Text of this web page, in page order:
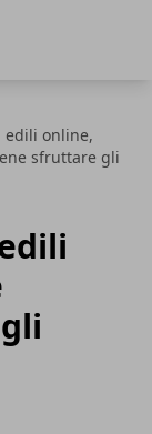
edili online,
sfruttare gli